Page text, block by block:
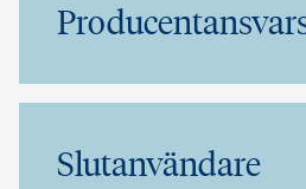
Slutanvändare